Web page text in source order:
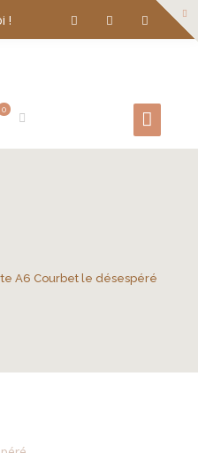
!
0
A6 Courbet le désespéré